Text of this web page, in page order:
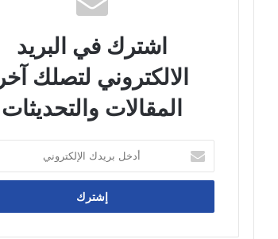
اشترك في البريد
الالكتروني لتصلك آخر
المقالات والتحديثات
بريدك
الإلكتروني